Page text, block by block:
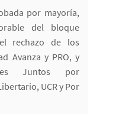
por mayoría,
del bloque
rechazo de los
Avanza y PRO, y
Juntos por
UCR y Por